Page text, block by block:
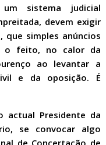
sistema judicial
devem exigir
simples anúncios
o feito, no calor da
ao levantar a
e da oposição. É
actual Presidente da
se convocar algo
de Concertação de